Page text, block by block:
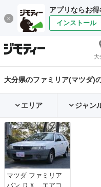
アプリならお
インストール
大
大分県のファミリア(マツダ)
エリア ジャン
マツダ ファミリア
バン ＤＸ エアコ